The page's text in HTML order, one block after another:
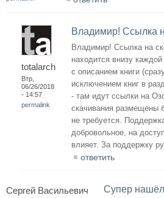
totalarch
Втр,
06/26/2018
- 14:57
permalink
Владимир! Ссылка
Владимир! Ссылка на
находится внизу
с описанием книги
исключением книг в
- там идут ссылки на
скачивания размещены
не требуется.
добровольное, на
влияет. За поддержку
ответить
Сергей Васильевич Супер